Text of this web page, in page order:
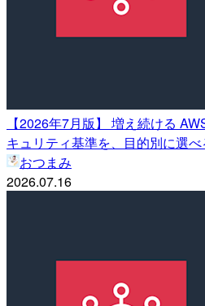
【2026年7月版】 増え続ける
キュリティ基準を、目的別に選
おつまみ
2026.07.16